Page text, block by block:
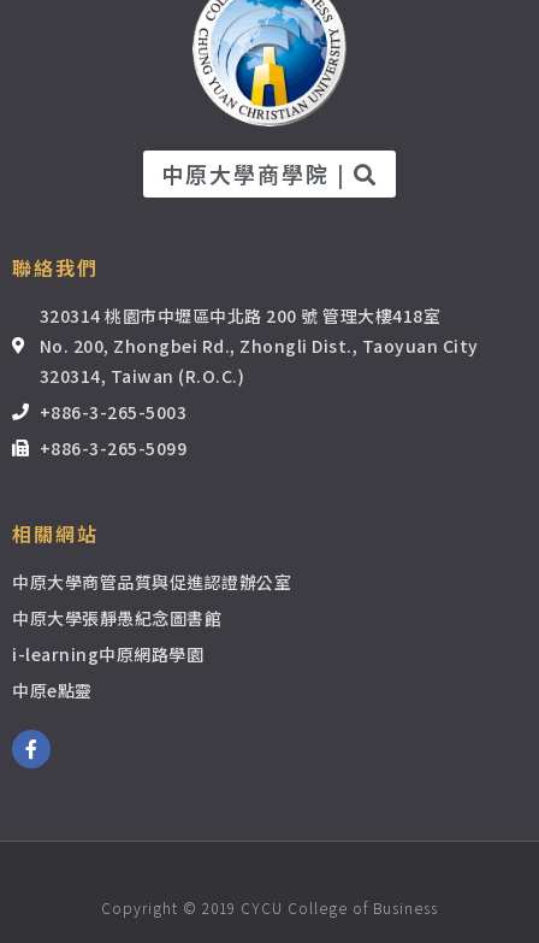
中原大學商學院 |
聯絡我們
320314 桃園市中壢區中北路 200 號 管理大樓418室
No. 200, Zhongbei Rd., Zhongli Dist., Taoyuan City
320314, Taiwan (R.O.C.)
+886-3-265-5003
+886-3-265-5099
相關網站
中原大學商管品質與促進認證辦公室
中原大學張靜愚紀念圖書館
i-learning中原網路學園
中原e點靈
Copyright © 2019 CYCU College of Business